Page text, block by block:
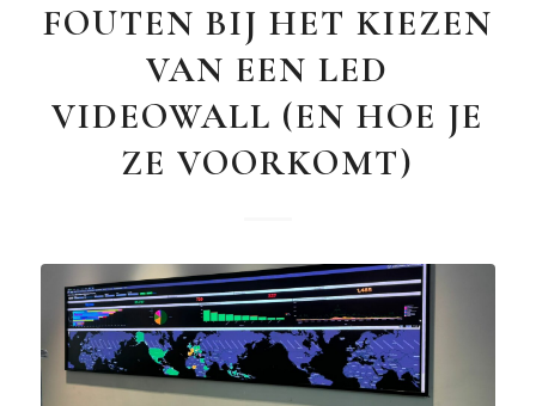
FOUTEN BIJ HET KIEZEN
VAN EEN LED
VIDEOWALL (EN HOE JE
ZE VOORKOMT)